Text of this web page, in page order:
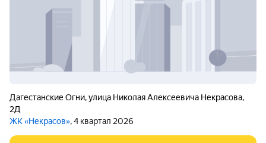
Дагестанские Огни,улица Николая Алексеевича Некрасова,
2Д
ЖК «Некрасов», 4 квартал 2026